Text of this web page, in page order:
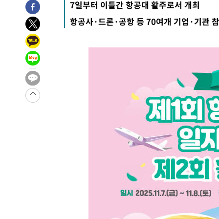
7일부터 이틀간 항공대 활주로서 개최
항공사·드론·공항 등 70여개 기업·기관